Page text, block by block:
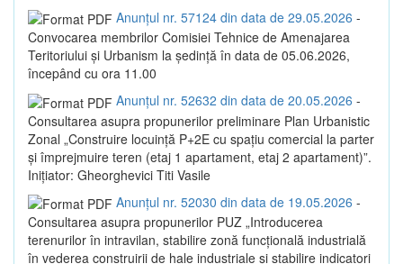
Anunțul nr. 57124 din data de 29.05.2026 -
Convocarea membrilor Comisiei Tehnice de Amenajarea
Teritoriului și Urbanism la ședință în data de 05.06.2026,
începând cu ora 11.00
Anunțul nr. 52632 din data de 20.05.2026 -
Consultarea asupra propunerilor preliminare Plan Urbanistic
Zonal „Construire locuință P+2E cu spațiu comercial la parter
și împrejmuire teren (etaj 1 apartament, etaj 2 apartament)”.
Inițiator: Gheorghevici Titi Vasile
Anunțul nr. 52030 din data de 19.05.2026 -
Consultarea asupra propunerilor PUZ „Introducerea
terenurilor în intravilan, stabilire zonă funcțională industrială
în vederea construirii de hale industriale și stabilire indicatori